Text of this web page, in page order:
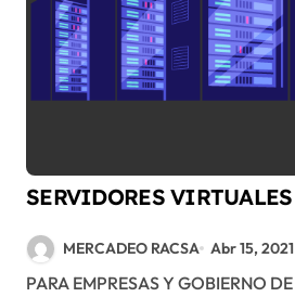
SERVIDORES VIRTUALES
MERCADEO RACSA Abr 15, 2021
PARA EMPRESAS Y GOBIERNO DE COSTA RICA